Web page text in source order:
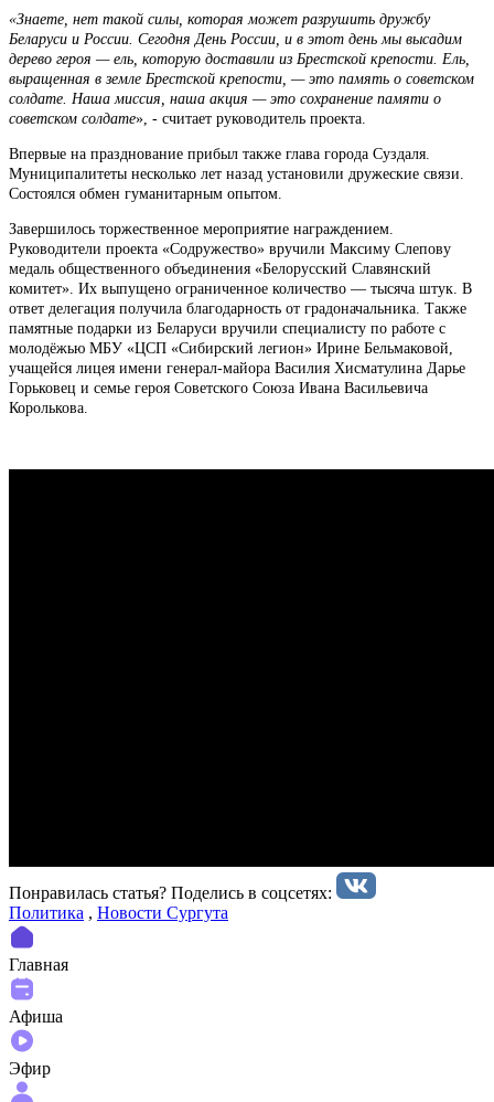
«Знаете, нет такой силы, которая может разрушить дружбу
Беларуси и России. Сегодня День России, и в этот день мы высадим
дерево героя — ель, которую доставили из Брестской крепости. Ель,
выращенная в земле Брестской крепости, — это память о советском
солдате. Наша миссия, наша акция — это сохранение памяти о
советском солдате», - считает руководитель проекта.
Впервые на празднование прибыл также глава города Суздаля.
Муниципалитеты несколько лет назад установили дружеские связи.
Состоялся обмен гуманитарным опытом.
Завершилось торжественное мероприятие награждением.
Руководители проекта «Содружество» вручили Максиму Слепову
медаль общественного объединения «Белорусский Славянский
комитет». Их выпущено ограниченное количество — тысяча штук. В
ответ делегация получила благодарность от градоначальника. Также
памятные подарки из Беларуси вручили специалисту по работе с
молодёжью МБУ «ЦСП «Сибирский легион» Ирине Бельмаковой,
учащейся лицея имени генерал-майора Василия Хисматулина Дарье
Горьковец и семье героя Советского Союза Ивана Васильевича
Королькова.
Понравилась статья? Поделиcь в соцсетях:
Политика , Новости Сургута
Главная
Афиша
Эфир